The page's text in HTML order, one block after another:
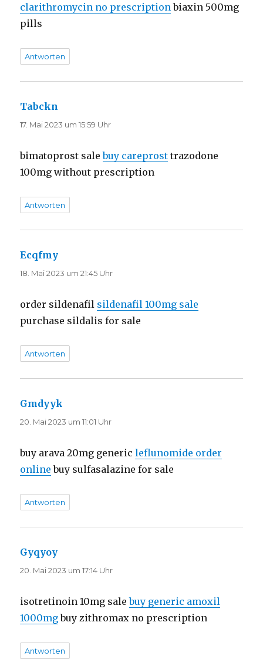
clarithromycin no prescription biaxin 500mg
pills
Antworten
Tabckn
17. Mai 2023 um 15:59 Uhr
bimatoprost salebuy careprost trazodone
100mg without prescription
Antworten
Ecqfmy
18. Mai 2023 um 21:45 Uhr
order sildenafil sildenafil 100mg sale
purchase sildalis for sale
Antworten
Gmdyyk
20. Mai 2023 um 11:01 Uhr
buy arava 20mg genericleflunomide order
online buy sulfasalazine for sale
Antworten
Gyqyoy
20. Mai 2023 um 17:14 Uhr
isotretinoin 10mg salebuy generic amoxil
1000mgbuy zithromax no prescription
Antworten